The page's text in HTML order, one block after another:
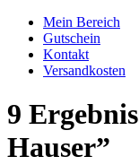
Mein Bereich
Gutschein
Kontakt
Versandkosten
9
Hauser”